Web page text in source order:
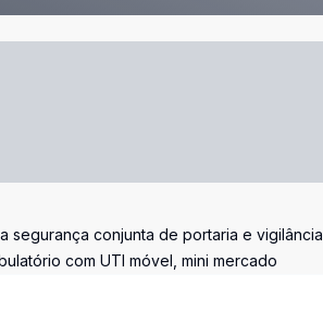
segurança conjunta de portaria e vigilância
com UTI móvel, mini mercado